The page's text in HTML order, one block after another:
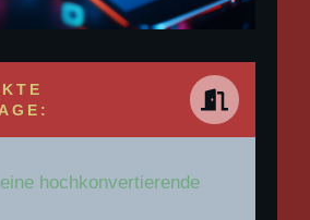
hochkonvertierende